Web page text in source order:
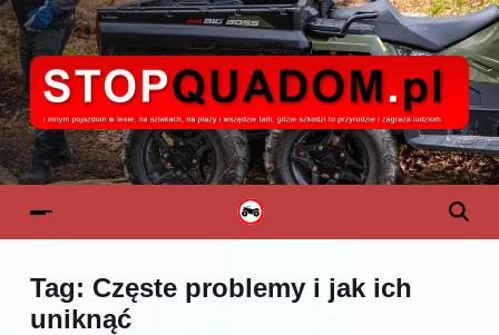
Tag: Częste problemy i jak ich
uniknąć